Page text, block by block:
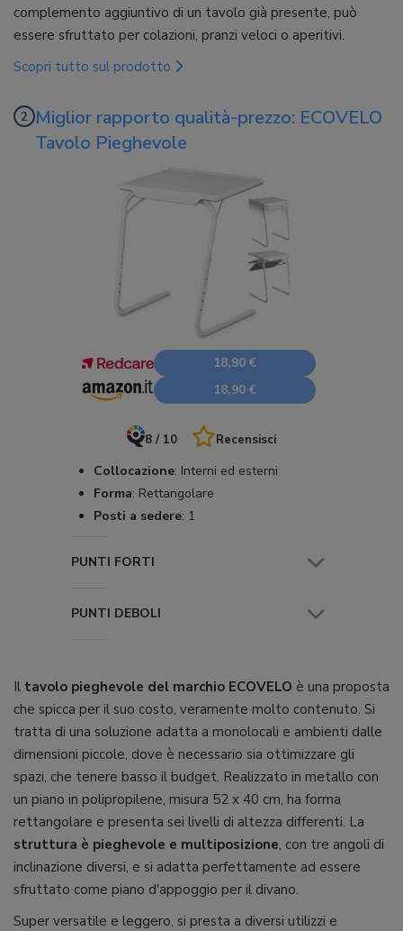
complemento aggiuntivo di un tavolo già presente, può
essere sfruttato per colazioni, pranzi veloci o aperitivi.
Scopri tutto sul prodotto
Miglior rapporto qualità-prezzo: ECOVELO
Tavolo Pieghevole
18,90 €
18,90 €
8 / 10 Recensisci
Collocazione: Interni ed esterni
Forma: Rettangolare
Posti a sedere: 1
PUNTI FORTI
PUNTI DEBOLI
Il tavolo pieghevole del marchio ECOVELO è una proposta
che spicca per il suo costo, veramente molto contenuto. Si
tratta di una soluzione adatta a monolocali e ambienti dalle
dimensioni piccole, dove è necessario sia ottimizzare gli
spazi, che tenere basso il budget. Realizzato in metallo con
un piano in polipropilene, misura 52 x 40 cm, ha forma
rettangolare e presenta sei livelli di altezza differenti. La
struttura è pieghevole e multiposizione, con tre angoli di
inclinazione diversi, e si adatta perfettamente ad essere
sfruttato come piano d'appoggio per il divano.
Super versatile e leggero, si presta a diversi utilizzi e